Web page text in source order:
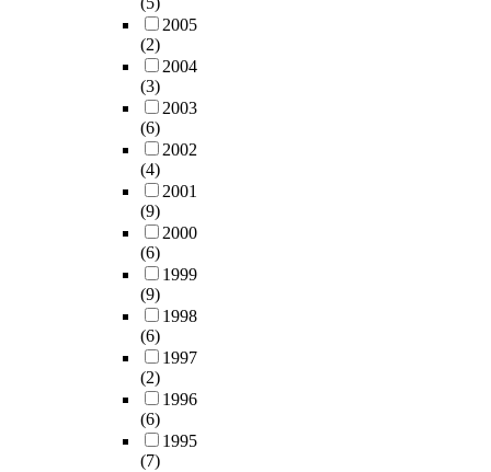
2005
(2)
2004
(3)
2003
(6)
2002
(4)
2001
(9)
2000
(6)
1999
(9)
1998
(6)
1997
(2)
1996
(6)
1995
(7)